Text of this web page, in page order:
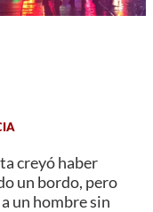
creyó haber
un bordo, pero
un hombre sin